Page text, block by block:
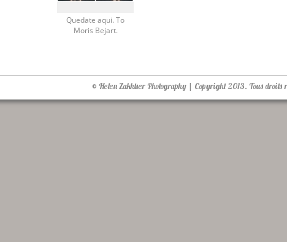
Quedate aqui. To
Moris Bejart.
© Helen Zakhtser Photography | Copyright 2013. Tous droits